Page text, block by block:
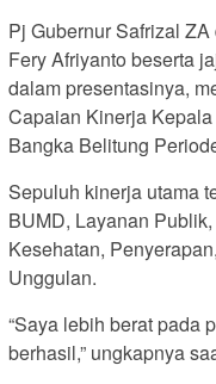
Pj Gubernur Safrizal
Fery Afriyanto beserta
dalam presentasinya,
Capaian Kinerja
Bangka Belitung
Sepuluh kinerja utama
BUMD, Layanan
Kesehatan,
Unggulan.
“Saya lebih berat pada
berhasil,” ungkapnya